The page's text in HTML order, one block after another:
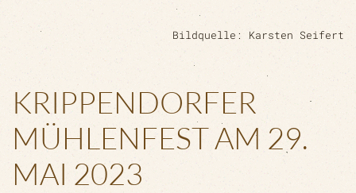
Bildquelle: Karsten Seifert
KRIPPENDORFER
MÜHLENFEST AM 29.
MAI 2023